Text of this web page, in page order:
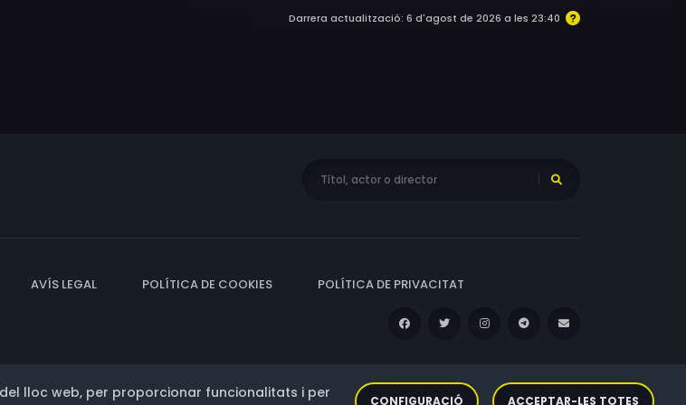
Darrera actualització: 6 d'agost de 2026 a les 23:40
AVÍS LEGAL POLÍTICA DE COOKIES POLÍTICA DE PRIVACITAT
lloc web, per proporcionar funcionalitats i per
CONFIGURACIÓ ACCEPTAR-LES TOTES